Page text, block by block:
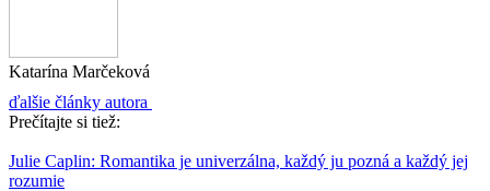
Katarína Marčeková
ďalšie články autora
Prečítajte si tiež:
Julie Caplin: Romantika je univerzálna, každý ju pozná a každý jej
rozumie